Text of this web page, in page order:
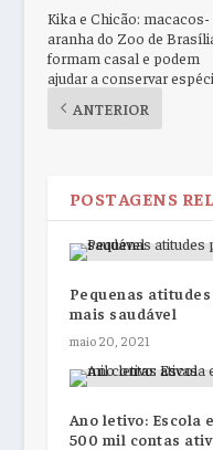
Kika e Chicão: macacos-
aranha do Zoo de
formam casal e podem
ajudar a conservar
ANTERIOR
POSTAGENS
Pequenas
mais saudável
maio 20, 2021
Ano letivo: Escola
500 mil contas